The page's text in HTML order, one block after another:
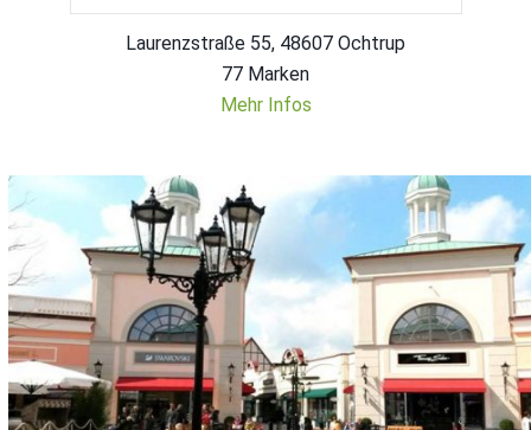
Laurenzstraße 55, 48607 Ochtrup
77 Marken
Mehr Infos